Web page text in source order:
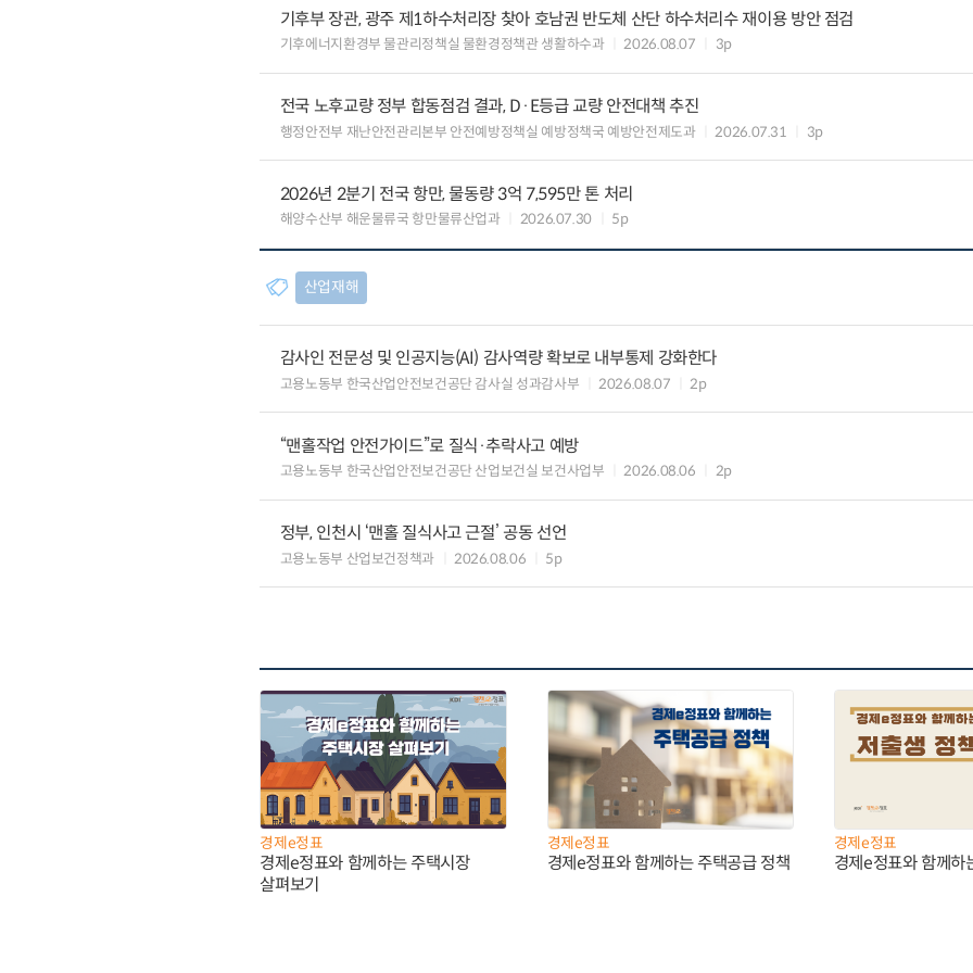
기후부 장관, 광주 제1하수처리장 찾아 호남권 반도체 산단 하수처리수 재이용 방안 점검
기후에너지환경부 물관리정책실 물환경정책관 생활하수과 2026.08.07 3p
전국 노후교량 정부 합동점검 결과, D·E등급 교량 안전대책 추진
행정안전부 재난안전관리본부 안전예방정책실 예방정책국 예방안전제도과 2026.07.31 3p
2026년 2분기 전국 항만, 물동량 3억 7,595만 톤 처리
해양수산부 해운물류국 항만물류산업과 2026.07.30 5p
산업재해
감사인 전문성 및 인공지능(AI) 감사역량 확보로 내부통제 강화한다
고용노동부 한국산업안전보건공단 감사실 성과감사부 2026.08.07 2p
“맨홀작업 안전가이드”로 질식·추락사고 예방
고용노동부 한국산업안전보건공단 산업보건실 보건사업부 2026.08.06 2p
정부, 인천시 ‘맨홀 질식사고 근절’ 공동 선언
고용노동부 산업보건정책과 2026.08.06 5p
경제e정표
경제e정표와 함께하는 주택시장
살펴보기
경제e정표
경제e정표와 함께하는 주택공급 정책
경제e정표
경제e정표와 함께하